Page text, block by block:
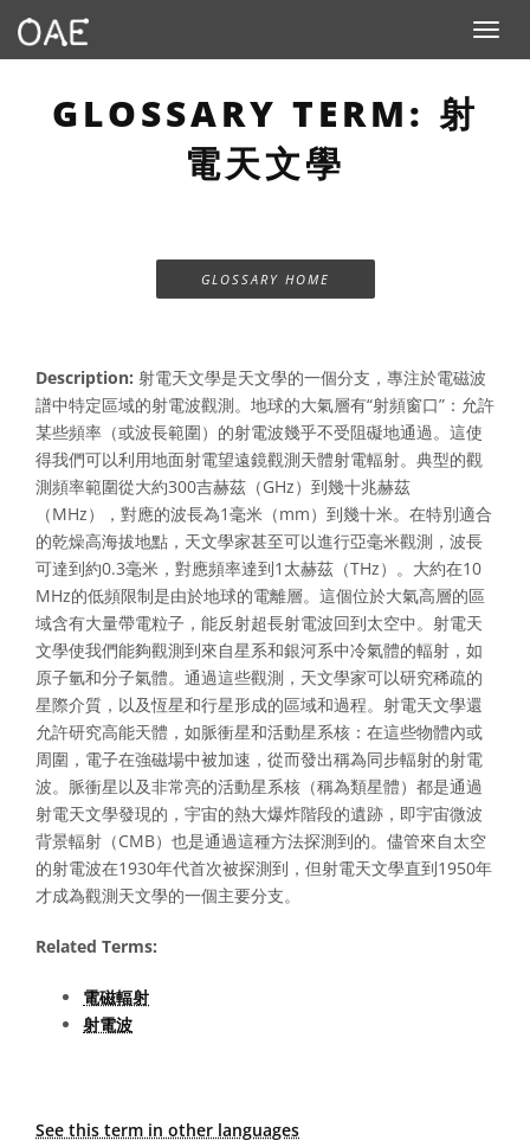
Toggle
GLOSSARY TERM: 射
電天文學
GLOSSARY HOME
Description: 射電天文學是天文學的一個分支，專注於電磁波
譜中特定區域的射電波觀測。地球的大氣層有“射頻窗口”：允許
某些頻率（或波長範圍）的射電波幾乎不受阻礙地通過。這使
得我們可以利用地面射電望遠鏡觀測天體射電輻射。典型的觀
測頻率範圍從大約300吉赫茲（GHz）到幾十兆赫茲
（MHz），對應的波長為1毫米（mm）到幾十米。在特別適合
的乾燥高海拔地點，天文學家甚至可以進行亞毫米觀測，波長
可達到約0.3毫米，對應頻率達到1太赫茲（THz）。大約在10
MHz的低頻限制是由於地球的電離層。這個位於大氣高層的區
域含有大量帶電粒子，能反射超長射電波回到太空中。射電天
文學使我們能夠觀測到來自星系和銀河系中冷氣體的輻射，如
原子氫和分子氣體。通過這些觀測，天文學家可以研究稀疏的
星際介質，以及恆星和行星形成的區域和過程。射電天文學還
允許研究高能天體，如脈衝星和活動星系核：在這些物體內或
周圍，電子在強磁場中被加速，從而發出稱為同步輻射的射電
波。脈衝星以及非常亮的活動星系核（稱為類星體）都是通過
射電天文學發現的，宇宙的熱大爆炸階段的遺跡，即宇宙微波
背景輻射（CMB）也是通過這種方法探測到的。儘管來自太空
的射電波在1930年代首次被探測到，但射電天文學直到1950年
才成為觀測天文學的一個主要分支。
Related Terms:
電磁輻射
射電波
See this term in other languages